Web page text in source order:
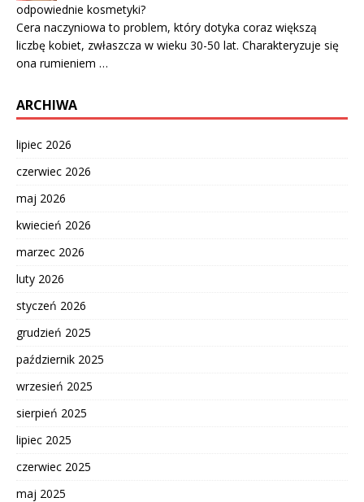
odpowiednie kosmetyki?
Cera naczyniowa to problem, który dotyka coraz większą
liczbę kobiet, zwłaszcza w wieku 30-50 lat. Charakteryzuje się
ona rumieniem …
ARCHIWA
lipiec 2026
czerwiec 2026
maj 2026
kwiecień 2026
marzec 2026
luty 2026
styczeń 2026
grudzień 2025
październik 2025
wrzesień 2025
sierpień 2025
lipiec 2025
czerwiec 2025
maj 2025